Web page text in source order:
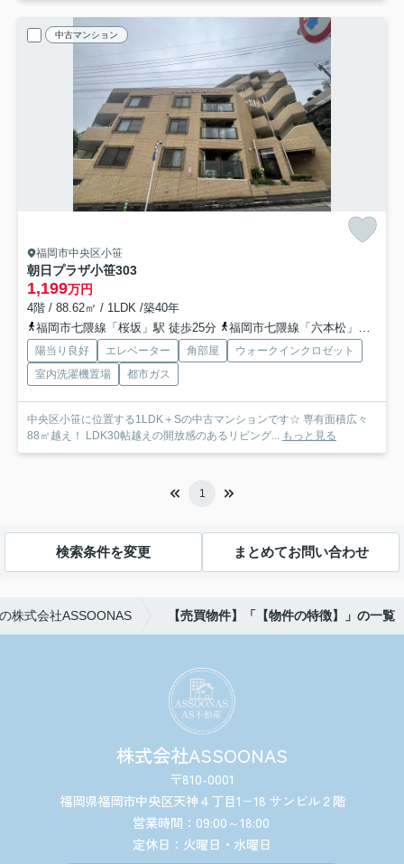
中古マンション
福岡市中央区小笹
朝日プラザ小笹303
1,199万円
4階 / 88.62㎡ / 1LDK /築40年
福岡市七隈線「桜坂」駅 徒歩25分
福岡市七隈線「六本松」駅 徒歩28分
陽当り良好 エレベーター 角部屋
ウォークインクロゼット
室内洗濯機置場
都市ガス
中央区小笹に位置する1LDK＋Sの中古マンションです☆ 専有面積広々
88㎡越え！ LDK30帖越えの開放感のあるリビング...
もっと見る
1
検索条件を変更 まとめてお問い合わせ
株式会社ASSOONAS 【売買物件】「【物件の特徴】」の一覧
株式会社ASSOONAS
〒810-0001
福岡県福岡市中央区天神４丁目1−18 サンビル２階
営業時間：09:00～18:00
定休日：火曜日・水曜日